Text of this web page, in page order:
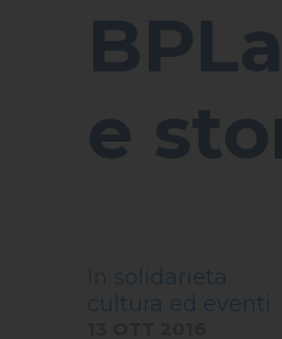
e
solidarieta
cultura ed eventi